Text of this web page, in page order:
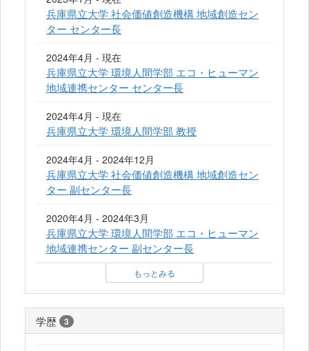
兵庫県立大学 社会価値創造機構 地域創造セン
ター センター長
2024年4月 - 現在
兵庫県立大学 環境人間学部 エコ・ヒューマン
地域連携センター センター長
2024年4月 - 現在
兵庫県立大学 環境人間学部 教授
2024年4月 - 2024年12月
兵庫県立大学 社会価値創造機構 地域創造セン
ター 副センター長
2020年4月 - 2024年3月
兵庫県立大学 環境人間学部 エコ・ヒューマン
地域連携センター 副センター長
もっとみる
学歴 3